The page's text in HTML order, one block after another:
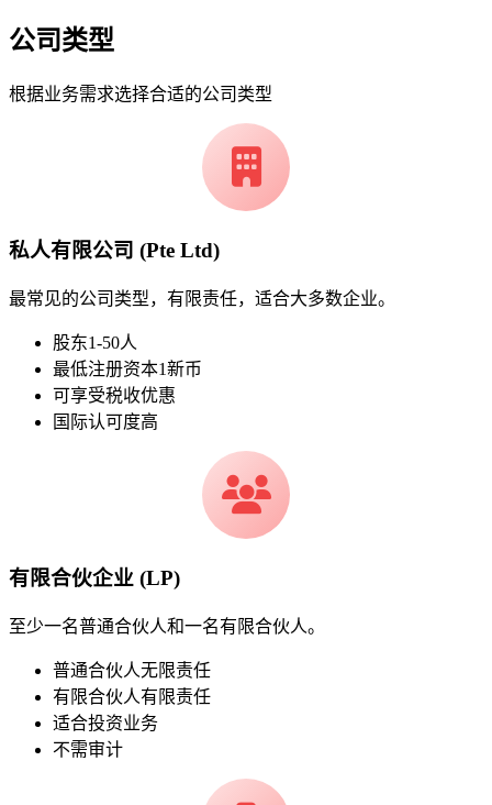
公司类型
根据业务需求选择合适的公司类型
私人有限公司 (Pte Ltd)
最常见的公司类型，有限责任，适合大多数企业。
股东1-50人
最低注册资本1新币
可享受税收优惠
国际认可度高
有限合伙企业 (LP)
至少一名普通合伙人和一名有限合伙人。
普通合伙人无限责任
有限合伙人有限责任
适合投资业务
不需审计